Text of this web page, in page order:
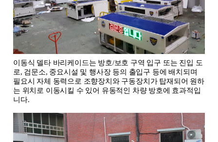
이동식 델타 바리케이드는 방호/보호 구역 입구 또는 진입 도
로, 검문소, 중요시설 및 행사장 등의 출입구 등에 배치되며
필요시 자체 동력으로 조향장치와 구동장치가 탑재되어 원하
는 위치로 이동시킬 수 있어 유동적인 차량 방호에 효과적입
니다.